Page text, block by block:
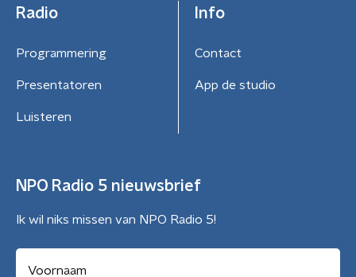
Radio
Programmering
Presentatoren
Luisteren
Info
Contact
App de studio
NPO Radio 5 nieuwsbrief
Ik wil niks missen van NPO Radio 5!